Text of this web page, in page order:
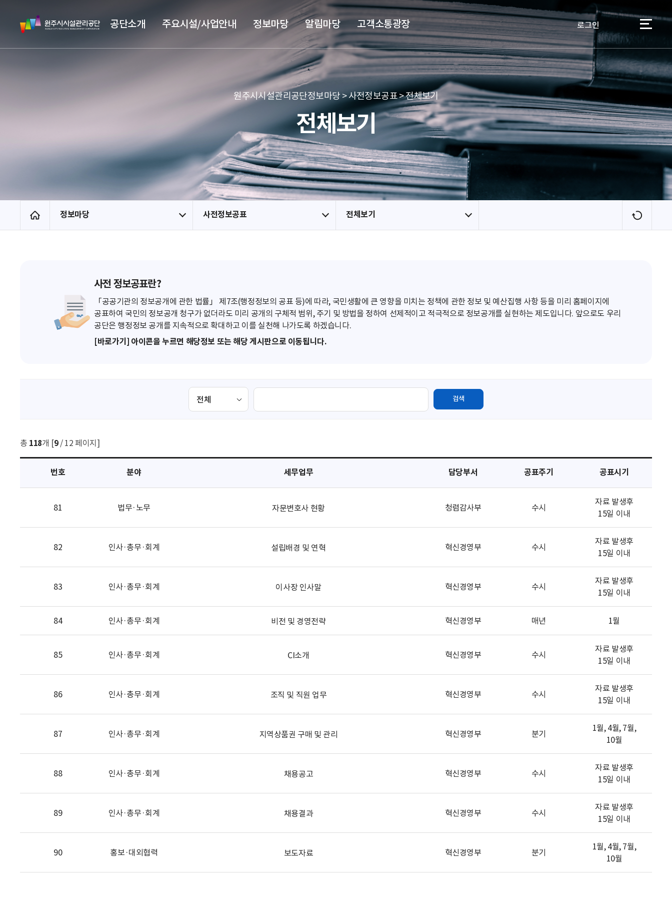
본문 바로가기
메뉴 바로가기
원
주
시
관
단
공단소개 주요시설/사업안내 정보마당 알림마당 고객소통광장 로그인 이용자
원주시시설관리공단정보마당 > 사전정보공표 > 전체보기
전체보기
홈 정보마당 사전정보공표 전체보기
새
로
사전 정보공표란?
「공공기관의 정보공개에 관한 법률」 제7조(행정정보의 공표 등)에 따라, 국민생활에 큰 영향을 미치는 정책에 관한 정보 및 예산집행 사항 등을 미리 홈페이지에
공표하여 국민의 정보공개 청구가 없더라도 미리 공개의 구체적 범위, 주기 및 방법을 정하여 선제적이고 적극적으로 정보공개를 실현하는 제도입니다. 앞으로도 우리
공단은 행정정보 공개를 지속적으로 확대하고 이를 실천해 나가도록 하겠습니다.
[바로가기] 아이콘을 누르면 해당정보 또는 해당 게시판으로 이동됩니다.
검
검색
총 118개 [9/ 12 페이지]
번호 분야 세무업무 담당부서 공표주기 공표시기
81 법무·노무 자문변호사 현황 청렴감사부 수시
자료 발생후
15일 이내
82 인사·총무·회계 설립배경 및 연혁 혁신경영부 수시
자료 발생후
15일 이내
83 인사·총무·회계 이사장 인사말 혁신경영부 수시
자료 발생후
15일 이내
84 인사·총무·회계 비전 및 경영전략 혁신경영부 매년 1월
85 인사·총무·회계 CI소개 혁신경영부 수시
자료 발생후
15일 이내
86 인사·총무·회계 조직 및 직원 업무 혁신경영부 수시
자료 발생후
15일 이내
87 인사·총무·회계 지역상품권 구매 및 관리 혁신경영부 분기
1월, 4월, 7월,
10월
88 인사·총무·회계 채용공고 혁신경영부 수시
자료 발생후
15일 이내
89 인사·총무·회계 채용결과 혁신경영부 수시
자료 발생후
15일 이내
90 홍보·대외협력 보도자료 혁신경영부 분기
1월, 4월, 7월,
10월